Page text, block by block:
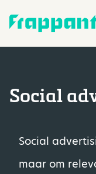
Social
Social
maar om